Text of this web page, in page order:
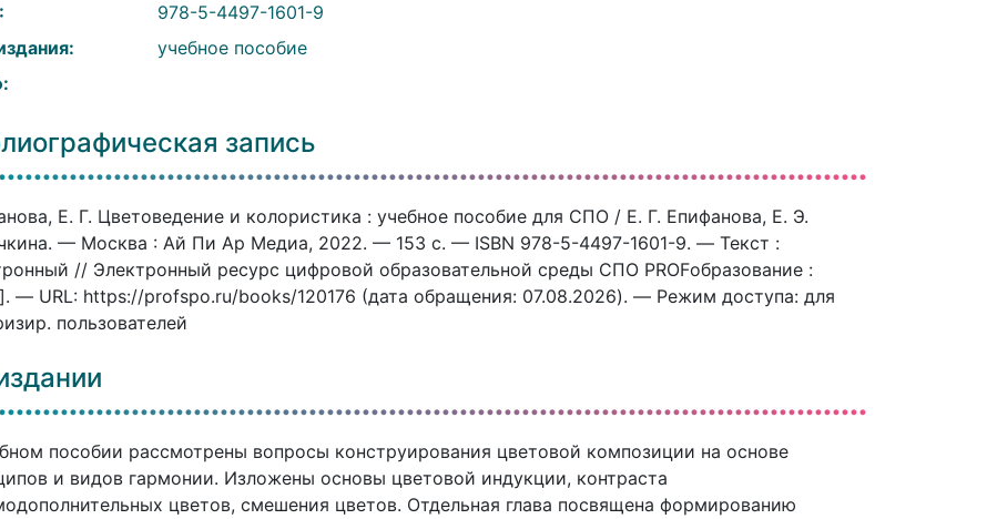
978-5-4497-1601-9
учебное пособие
запись
Е. Г. Цветоведение и колористика : учебное пособие для СПО / Е. Г. Епифанова, Е. Э.
— Москва : Ай Пи Ар Медиа, 2022. — 153 c. — ISBN 978-5-4497-1601-9. — Текст :
// Электронный ресурс цифровой образовательной среды СПО PROFобразование :
— URL: https://profspo.ru/books/120176 (дата обращения: 07.08.2026). — Режим доступа: для
пользователей
пособии рассмотрены вопросы конструирования цветовой композиции на основе
и видов гармонии. Изложены основы цветовой индукции, контраста
цветов, смешения цветов. Отдельная глава посвящена формированию